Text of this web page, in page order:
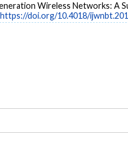
Wireless Networks: A
https://doi.org/10.4018/